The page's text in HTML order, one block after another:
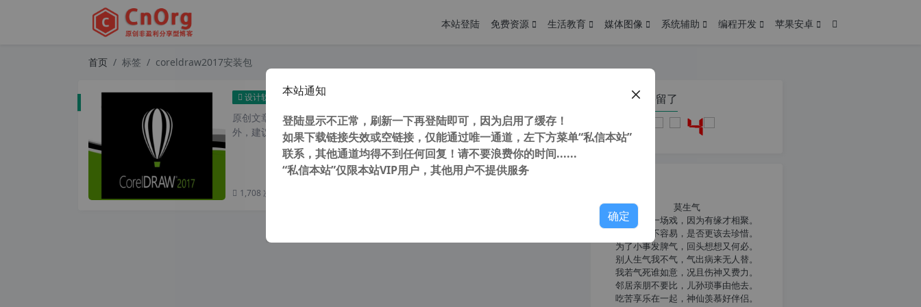
本站登陆 免费资源 生活教育 媒体图像 系统辅助 编程开发 苹果安卓
首页 标签 coreldraw2017安装包
设计软件 CorelDRAW Graphics Suite 2017 v25.0.0.17 （cdrx9）特别版 免登陆 不更新 永久可用
原创文章，转载请注明： 转载自cnorg.12hp.de 注意：由于网站空间位于国
外，建议避开晚上的访问高峰期...
1,708 次浏览
您在本页停留了
莫生气
人生就像一场戏，因为有缘才相聚。
相扶到老不容易，是否更该去珍惜。
为了小事发脾气，回头想想又何必。
别人生气我不气，气出病来无人替。
我若气死谁如意，况且伤神又费力。
邻居亲朋不要比，儿孙琐事由他去。
吃苦享乐在一起，神仙羡慕好伴侣。
本站通知
登陆显示不正常，刷新一下再登陆即可，因为启用了缓存！
如果下载链接失效或空链接，仅能通过唯一通道，左下方菜单“私信本站”
联系，其他通道均得不到任何回复！请不要浪费你的时间......
“私信本站”仅限本站VIP用户，其他用户不提供服务
确定